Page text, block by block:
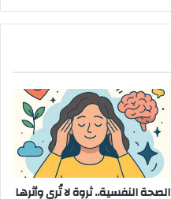
الصحة النفسية.. ثروة لا تُرى وأثرها